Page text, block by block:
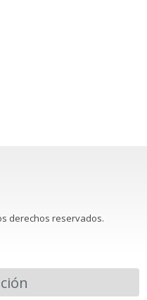
derechos reservados.